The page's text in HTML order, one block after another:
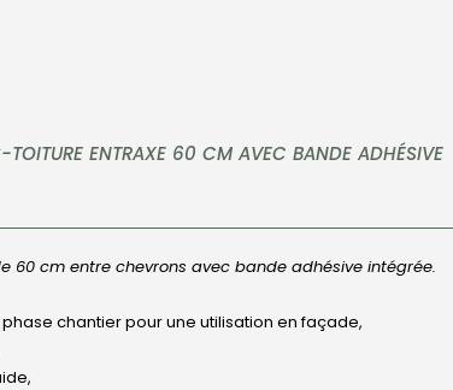
ENTRAXE 60 CM AVEC BANDE ADHÉSIVE
60 cm entre chevrons avec bande adhésive intégrée.
chantier pour une utilisation en façade,